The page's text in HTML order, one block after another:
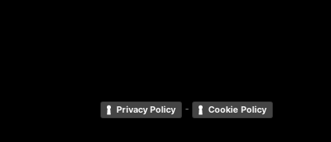
Privacy Policy - Cookie Policy